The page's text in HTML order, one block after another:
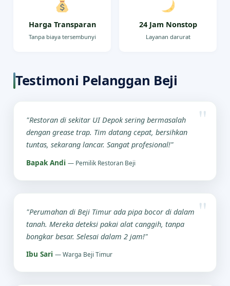
Harga Transparan
Tanpa biaya tersembunyi
24 Jam Nonstop
Layanan darurat
Testimoni Pelanggan Beji
"Restoran di sekitar UI Depok sering bermasalah
dengan grease trap. Tim datang cepat, bersihkan
tuntas, sekarang lancar. Sangat profesional!"
Bapak Andi — Pemilik Restoran Beji
"Perumahan di Beji Timur ada pipa bocor di dalam
tanah. Mereka deteksi pakai alat canggih, tanpa
bongkar besar. Selesai dalam 2 jam!"
Ibu Sari — Warga Beji Timur